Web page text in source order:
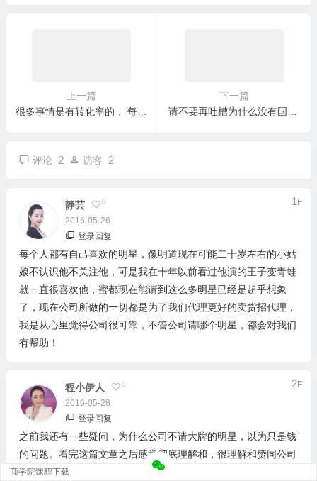
上一篇
很多事情是有转化率的， 每天零售2000+，你得跟至少三五十人产生深入沟通，收入跟你有方向有方法的努力成正比
下一篇
评论 2 访客 2
静芸 0
2016-05-26
1 F
登录回复
每个人都有自己喜欢的明星，像明道现在可能二十岁左右的小姑
娘不认识他不关注他，可是我在十年以前看过他演的王子变青蛙
就一直很喜欢他，蜜都现在能请到这么多明星已经是超乎想象
了，现在公司所做的一切都是为了我们代理更好的卖货招代理，
我是从心里觉得公司很可靠，不管公司请哪个明星，都会对我们
有帮助！
程小伊人 0
2016-05-28
2F
登录回复
之前我还有一些疑问，为什么公司不请大牌的明星，以为只是钱
的问题。看完这篇文章之后感觉彻底理解和，很理解和赞同公司
的做法，同时也坚信：不是因为明星而让产品变得更好卖，而是
商学院课程下载